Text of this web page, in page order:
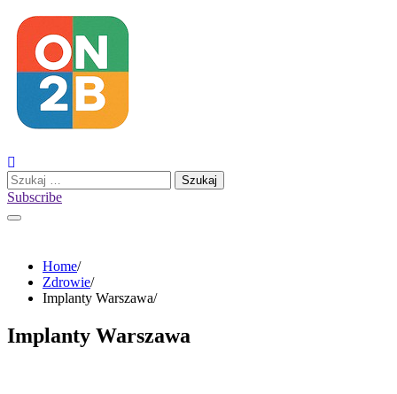
Skip
content
Szukaj:
Subscribe
Home
Zdrowie
Implanty Warszawa
Implanty Warszawa